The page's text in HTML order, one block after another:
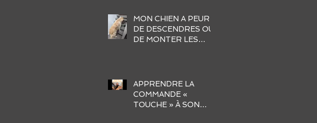
MON CHIEN A PEUR
DE DESCENDRES OU
DE MONTER LES
APPRENDRE LA
COMMANDE «
TOUCHE » À SON